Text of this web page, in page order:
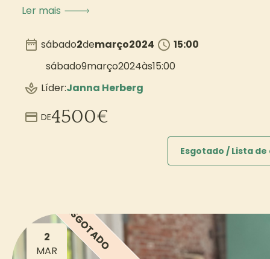
Ler mais
sábado2demarço2024
15:00
sábado9março2024às15:00
Líder:Janna Herberg
DE4500€
Esgotado / Lista
2
MAR ESGOTADO